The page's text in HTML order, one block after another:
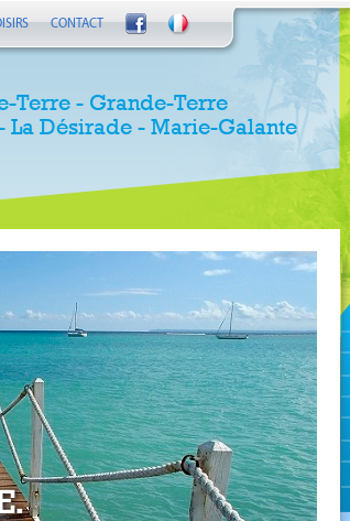
Terre - Grande-Terre
La Désirade - Marie-Galante
CONTACT